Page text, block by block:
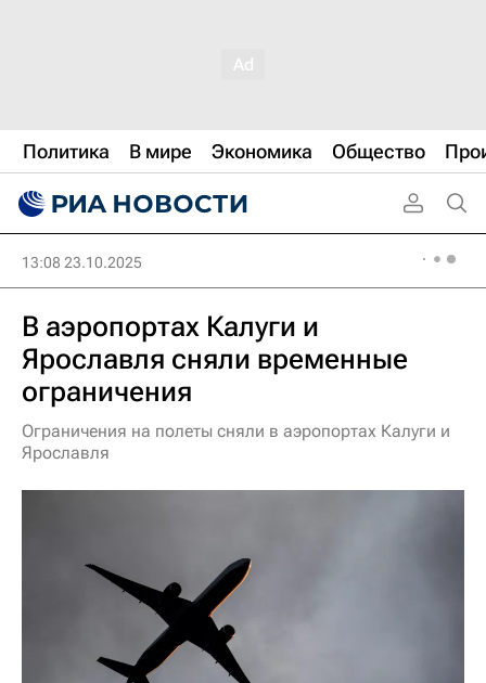
Политика В мире Экономика Общество
13:08 23.10.2025
В аэропортах Калуги и
Ярославля сняли временные
ограничения
Ограничения на полеты сняли в аэропортах Калуги и
Ярославля